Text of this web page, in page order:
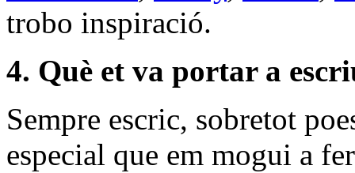
trobo inspiració.
4. Què et va portar a
Sempre escric, sobretot
especial que em mogui a